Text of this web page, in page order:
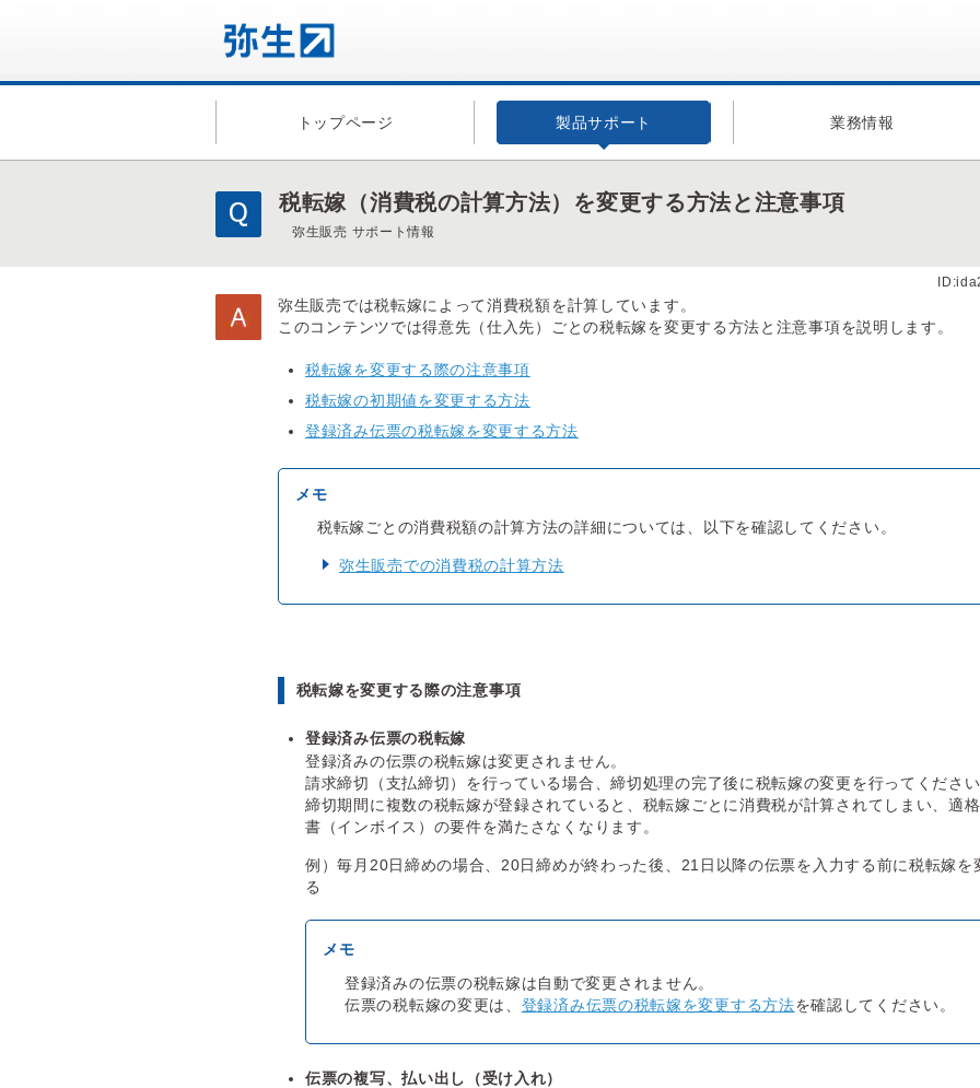
トップページ 製品サポート 業務情報
税転嫁（消費税の計算方法）を変更する方法と注意事項
弥生販売 サポート情報
弥生販売では税転嫁によって消費税額を計算しています。
このコンテンツでは得意先（仕入先）ごとの税転嫁を変更する方法と注意事項を説明します。
税転嫁を変更する際の注意事項
税転嫁の初期値を変更する方法
登録済み伝票の税転嫁を変更する方法
税転嫁ごとの消費税額の計算方法の詳細については、以下を確認してください。
弥生販売での消費税の計算方法
税転嫁を変更する際の注意事項
登録済み伝票の税転嫁
登録済みの伝票の税転嫁は変更されません。
請求締切（支払締切）を行っている場合、締切処理の完了後に税転嫁の変更を行ってください
締切期間に複数の税転嫁が登録されていると、税転嫁ごとに消費税が計算されてしまい、適
書（インボイス）の要件を満たさなくなります。
例）毎月20日締めの場合、20日締めが終わった後、21日以降の伝票を入力する前に税転嫁を
る
登録済みの伝票の税転嫁は自動で変更されません。
伝票の税転嫁の変更は、 登録済み伝票の税転嫁を変更する方法を確認してください。
伝票の複写、払い出し（受け入れ）